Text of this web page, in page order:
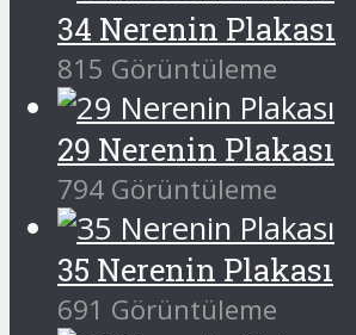
34 Nerenin Plakası
815 Görüntüleme
29 Nerenin Plakası
794 Görüntüleme
35 Nerenin Plakası
691 Görüntüleme